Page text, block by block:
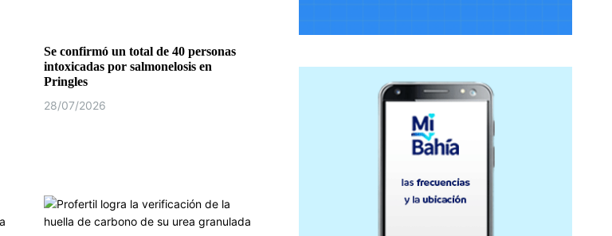
Se confirmó un total de 40 personas
intoxicadas por salmonelosis en
Pringles
28/07/2026